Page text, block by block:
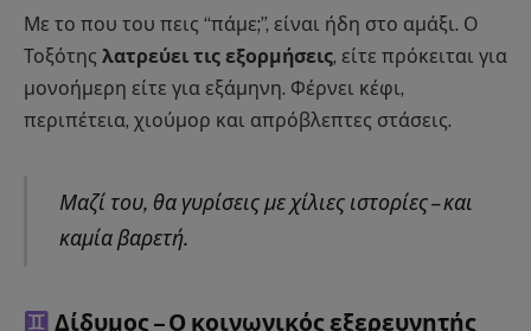
Με το που του πεις “πάμε;”, είναι ήδη στο αμάξι. Ο
Τοξότης λατρεύει τις εξορμήσεις, είτε πρόκειται για
μονοήμερη είτε για εξάμηνη. Φέρνει κέφι,
περιπέτεια, χιούμορ και απρόβλεπτες στάσεις.
Μαζί του, θα γυρίσεις με χίλιες ιστορίες – και
καμία βαρετή.
Δίδυμος – Ο κοινωνικός εξερευνητής